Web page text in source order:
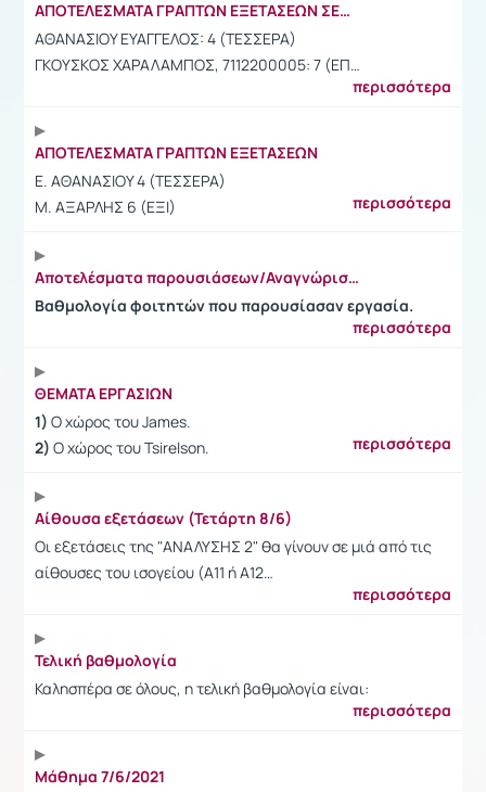
ΑΠΟΤΕΛΕΣΜΑΤΑ ΓΡΑΠΤΩΝ ΕΞΕΤΑΣΕΩΝ ΣΕΠΤΕΜΒΡΙΟΥ 2023
ΑΘΑΝΑΣΙΟΥ ΕΥΑΓΓΕΛΟΣ: 4 (ΤΕΣΣΕΡΑ)
ΓΚΟΥΣΚΟΣ ΧΑΡΑΛΑΜΠΟΣ, 7112200005: 7 (ΕΠ…
περισσότερα
ΑΠΟΤΕΛΕΣΜΑΤΑ ΓΡΑΠΤΩΝ ΕΞΕΤΑΣΕΩΝ
Ε. ΑΘΑΝΑΣΙΟΥ 4 (ΤΕΣΣΕΡΑ)
Μ. ΑΞΑΡΛΗΣ 6 (ΕΞΙ)
περισσότερα
Αποτελέσματα παρουσιάσεων/Αναγνώριση βαθμολογιών
Βαθμολογία φοιτητών που παρουσίασαν εργασία.
περισσότερα
ΘΕΜΑΤΑ ΕΡΓΑΣΙΩΝ
1) Ο χώρος του James.
2) Ο χώρος του Tsirelson. περισσότερα
Αίθουσα εξετάσεων (Τετάρτη 8/6)
Οι εξετάσεις της "ΑΝΑΛΥΣΗΣ 2" θα γίνουν σε μιά από τις
αίθουσες του ισογείου (Α11 ή Α12…
περισσότερα
Τελική βαθμολογία
Καλησπέρα σε όλους, η τελική βαθμολογία είναι:
περισσότερα
Μάθημα 7/6/2021